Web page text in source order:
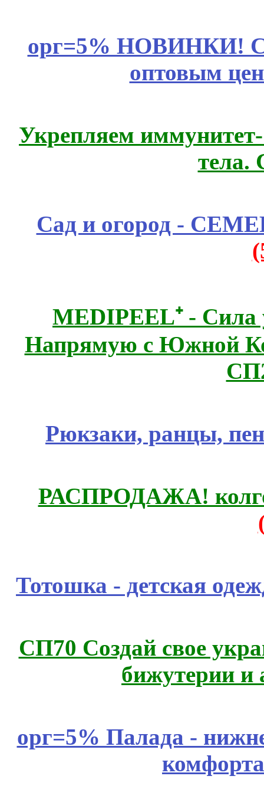
орг=5% НОВИНКИ!
оптовым
Укрепляем
тела.
Сад и огород -
MEDIPEEL⁺ - Сила
Напрямую с Южной
Рюкзаки, ранцы,
РАСПРОДАЖА!
Тотошка - детская
СП70 Создай свое
бижутерии и
орг=5% Палада -